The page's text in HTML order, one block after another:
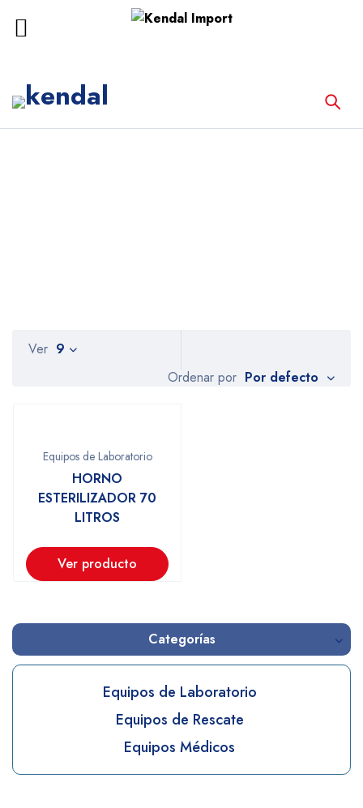
Categorías
Equipos de Laboratorio
Equipos de Rescate
Equipos Médicos
Ordenar por Por defecto
Ver 9
Equipos de Laboratorio
HORNO
ESTERILIZADOR 70
LITROS
Ver producto